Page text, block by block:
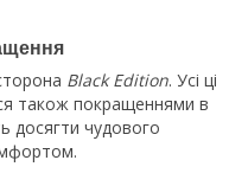
Black Edition. Усі ці
також покращеннями в
досягти чудового